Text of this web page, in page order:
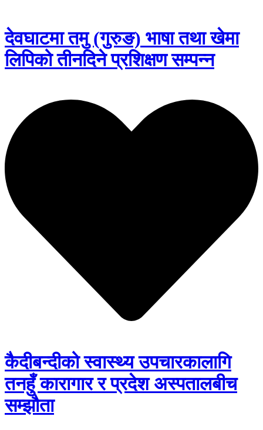
देवघाटमा तमु (गुरुङ) भाषा तथा खेमा
लिपिको तीनदिने प्रशिक्षण सम्पन्न
कैदीबन्दीको स्वास्थ्य उपचारकालागि
तनहुँ कारागार र प्रदेश अस्पतालबीच
सम्झौता